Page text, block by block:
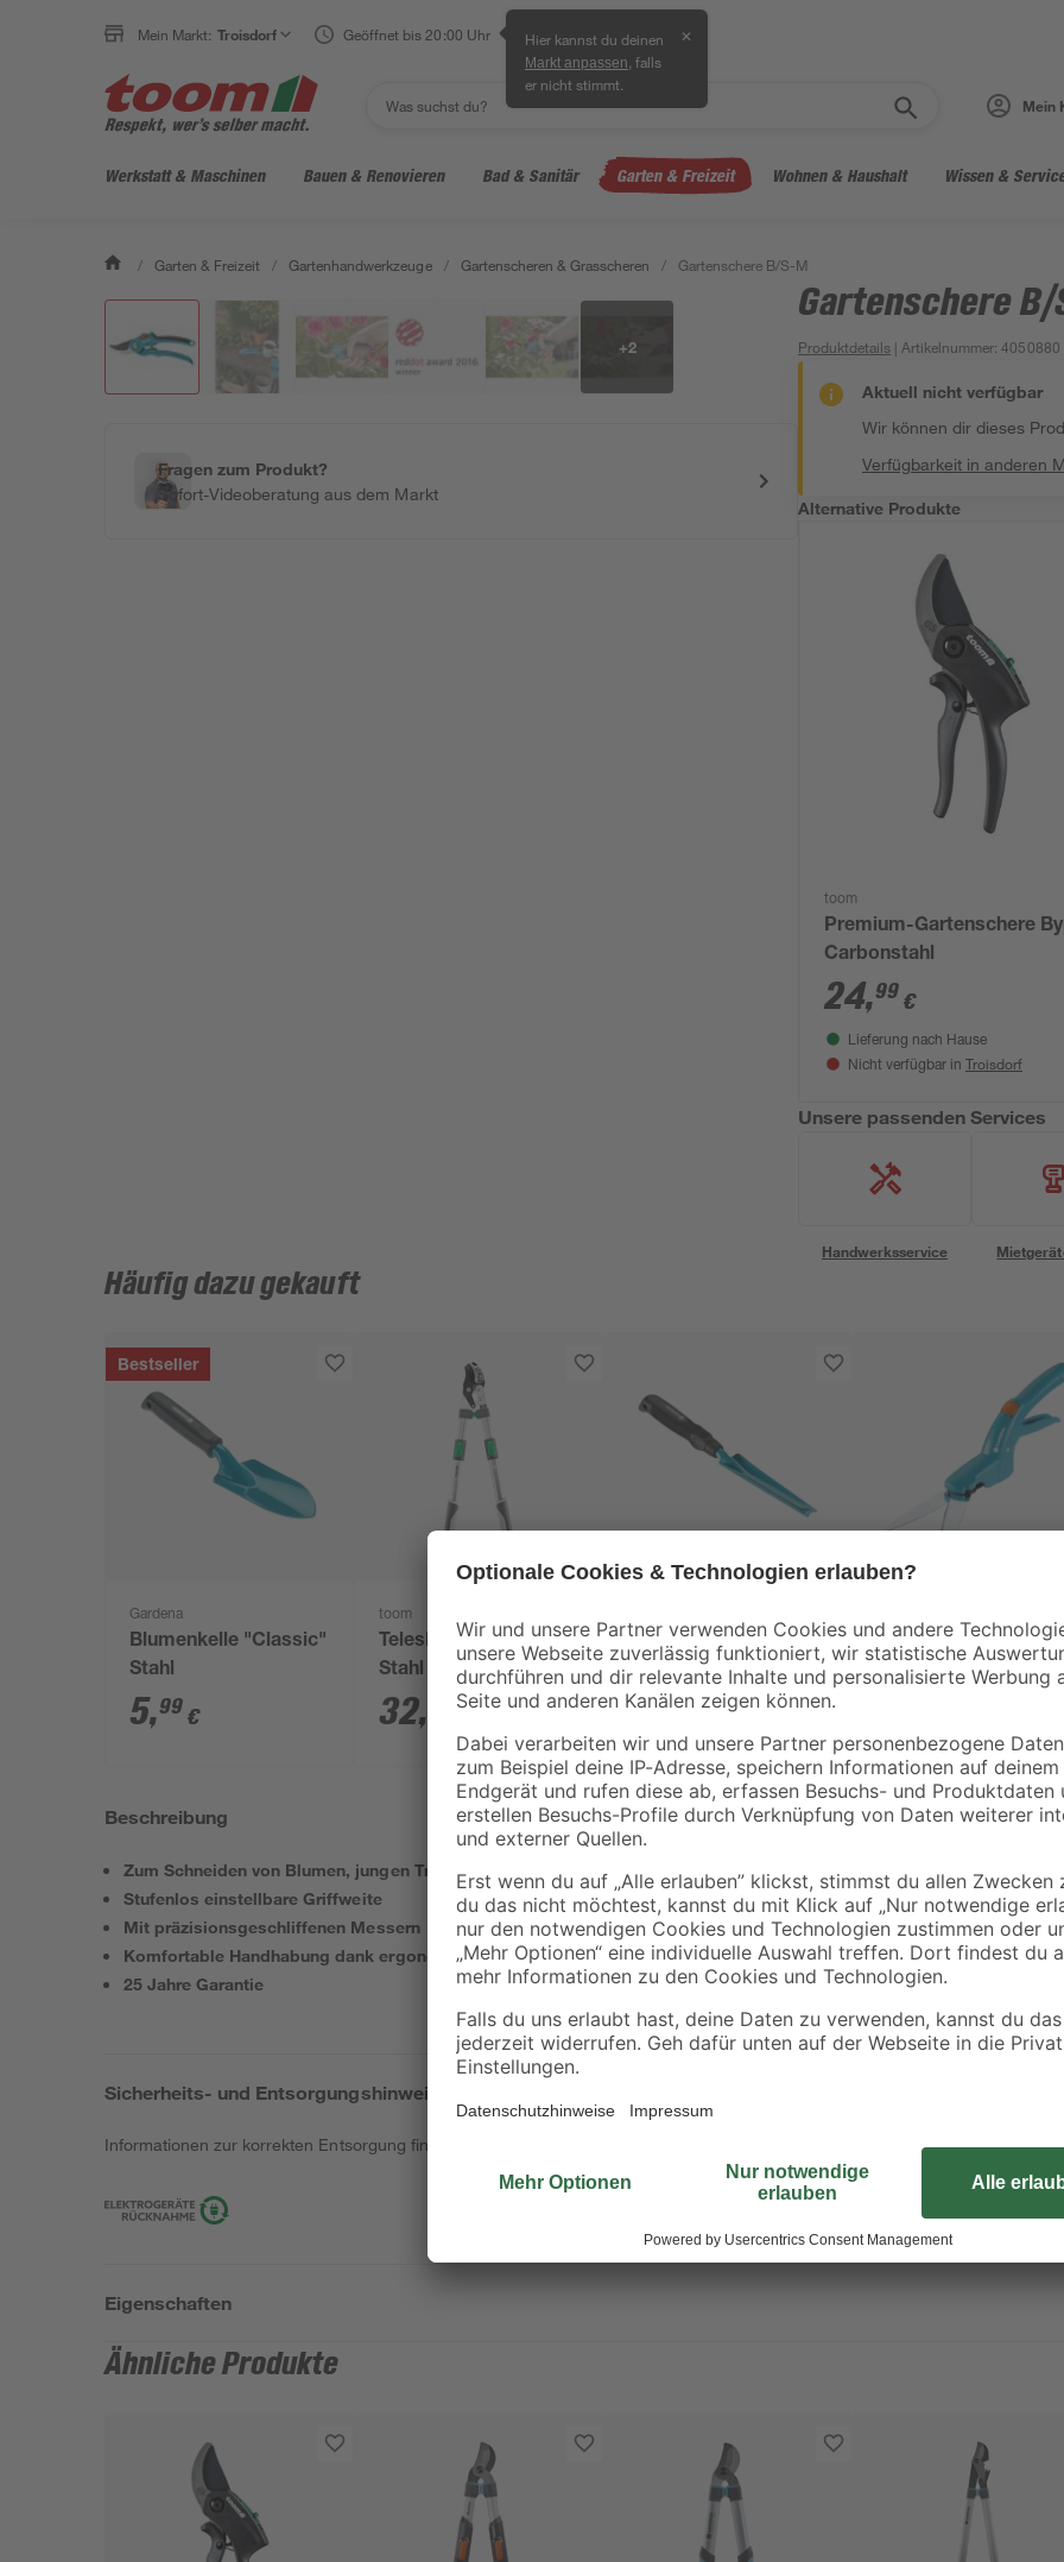
Mein Markt: Troisdorf Geöffnet bis 20:00 Uhr Hier kannst du deinen
Markt anpassen , falls
er nicht stimmt.
✕
Mein
Werkstatt & Maschinen Bauen & Renovieren Bad & Sanitär Garten & Freizeit Wohnen & Haushalt Wissen &
/ Garten & Freizeit / Gartenhandwerkzeuge / Gartenscheren & Grasscheren / Gartenschere B/S-M
+2
Fragen zum Produkt?
Sofort-Videoberatung aus dem Markt
Gartenschere B/
Produktdetails | Artikelnummer:4050880
Aktuell nicht verfügbar
Wir können dir dieses
Verfügbarkeit in anderen
Alternative Produkte
toom
Premium-Gartenschere
Carbonstahl
24,99 €
Lieferung nach Hause
Nicht verfügbar in Troisdorf
Unsere passenden Services
Handwerksservice
Häufig dazu gekauft
Bestseller
Gardena
Blumenkelle "Classic"
Stahl
5,99 €
toom
Teleskop-Astschere
Stahl 66-84 cm
32,
Unkrautstecher
12,59
Grasschere
Beschreibung
Zum Schneiden von Blumen, jungen Trieben und frischem Holz
Stufenlos einstellbare Griffweite
Mit präzisionsgeschliffenen Messern
Komfortable Handhabung dank ergonomischem Griff
25 Jahre Garantie
Zum Beschneiden von Blumen,
die Gartenschere B/S-M der
Griffe lassen sich in zwei Weiten
Für einen sauberen Schnitt sorgt
bis zu 22 mm durchtrennen
einem praktischen
Sicherung des Geräts trägt der
Sicherheits- und Entsorgungshinweise
Informationen zur korrekten Entsorgung findest du
Eigenschaften
Ähnliche Produkte